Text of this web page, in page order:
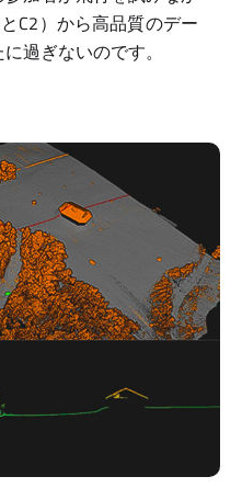
C2）から高品質のデー
過ぎないのです。